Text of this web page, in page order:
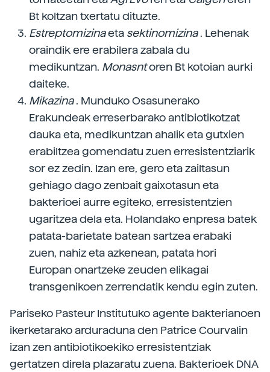
Bt koltzan txertatu dituzte.
Estreptomizinaeta sektinomizina. Lehenak
oraindik ere erabilera zabala du
medikuntzan. Monasntoren Bt kotoian aurki
daiteke.
Mikazina. Munduko Osasunerako
Erakundeak erreserbarako antibiotikotzat
dauka eta, medikuntzan ahalik eta gutxien
erabiltzea gomendatu zuen erresistentziarik
sor ez zedin. Izan ere, gero eta zailtasun
gehiago dago zenbait gaixotasun eta
bakterioei aurre egiteko, erresistentzien
ugaritzea dela eta. Holandako enpresa batek
patata-barietate batean sartzea erabaki
zuen, nahiz eta azkenean, patata hori
Europan onartzeke zeuden elikagai
transgenikoen zerrendatik kendu egin zuten.
Pariseko Pasteur Institutuko agente bakterianoen
ikerketarako arduraduna den Patrice Courvalin
izan zen antibiotikoekiko erresistentziak
gertatzen direla plazaratu zuena. Bakterioek DNA